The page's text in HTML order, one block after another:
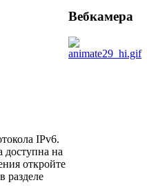
IPv6.
доступна на
откройте
разделе
Вебкамера